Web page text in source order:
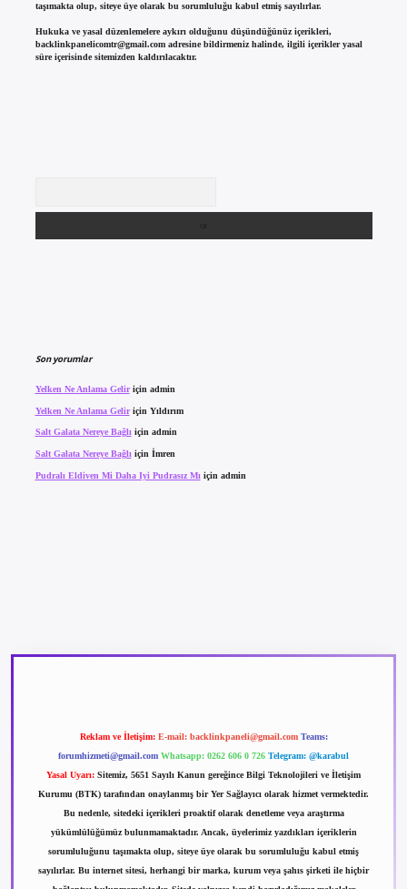
taşımakta olup, siteye üye olarak bu sorumluluğu kabul etmiş sayılırlar.
Hukuka ve yasal düzenlemelere aykırı olduğunu düşündüğünüz içerikleri,
backlinkpanelicomtr@gmail.comadresine bildirmeniz halinde, ilgili içerikler yasal
süre içerisinde sitemizden kaldırılacaktır.
Son yorumlar
Yelken Ne Anlama Geliriçin admin
Yelken Ne Anlama Geliriçin Yıldırım
Salt Galata Nereye Bağlıiçin admin
Salt Galata Nereye Bağlı için İmren
Pudralı Eldiven Mi Daha Iyi Pudrasız Mı için admin
Reklam ve İletişim: E-mail: backlinkpaneli@gmail.com Teams:
forumhizmeti@gmail.com Whatsapp: 0262 606 0 726 Telegram: @karabul
Yasal Uyarı: Sitemiz, 5651 Sayılı Kanun gereğince Bilgi Teknolojileri ve İletişim
Kurumu (BTK) tarafından onaylanmış bir Yer Sağlayıcı olarak hizmet vermektedir.
Bu nedenle, sitedeki içerikleri proaktif olarak denetleme veya araştırma
yükümlülüğümüz bulunmamaktadır. Ancak, üyelerimiz yazdıkları içeriklerin
sorumluluğunu taşımakta olup, siteye üye olarak bu sorumluluğu kabul etmiş
sayılırlar. Bu internet sitesi, herhangi bir marka, kurum veya şahıs şirketi ile hiçbir